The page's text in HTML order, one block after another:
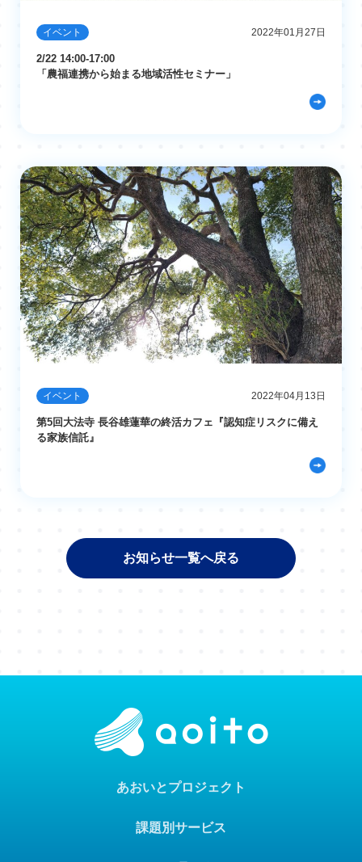
イベント 2022年01月27日
2/22 14:00-17:00
「農福連携から始まる地域活性セミナー」
イベント 2022年04月13日
第5回大法寺 長谷雄蓮華の終活カフェ『認知症リスクに備え
る家族信託』
お知らせ一覧へ戻る
あおいとプロジェクト
課題別サービス